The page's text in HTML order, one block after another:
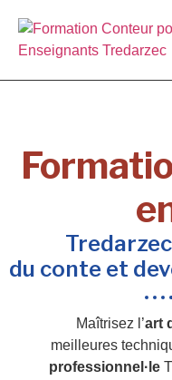
du conte et
Maîtrisez l’art
meilleures
professionnel·le